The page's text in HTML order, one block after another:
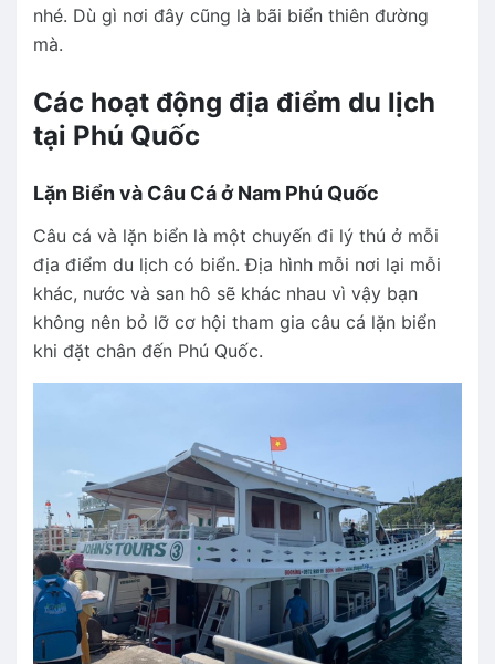
nhé. Dù gì nơi đây cũng là bãi biển thiên đường
mà.
Các hoạt động địa điểm du lịch
tại Phú Quốc
Lặn Biển và Câu Cá ở Nam Phú Quốc
Câu cá và lặn biển là một chuyến đi lý thú ở mỗi
địa điểm du lịch có biển. Địa hình mỗi nơi lại mỗi
khác, nước và san hô sẽ khác nhau vì vậy bạn
không nên bỏ lỡ cơ hội tham gia câu cá lặn biển
khi đặt chân đến Phú Quốc.